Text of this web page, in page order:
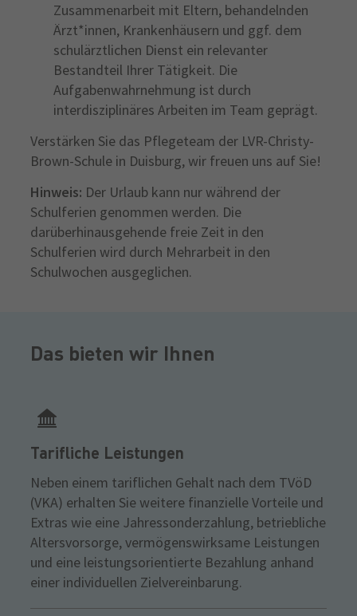
Zusammenarbeit mit Eltern, behandelnden
Ärzt*innen, Krankenhäusern und ggf. dem
schulärztlichen Dienst ein relevanter
Bestandteil Ihrer Tätigkeit. Die
Aufgabenwahrnehmung ist durch
interdisziplinäres Arbeiten im Team geprägt.
Verstärken Sie das Pflegeteam der LVR-Christy-
Brown-Schule in Duisburg, wir freuen uns auf Sie!
Hinweis: Der Urlaub kann nur während der
Schulferien genommen werden. Die
darüberhinausgehende freie Zeit in den
Schulferien wird durch Mehrarbeit in den
Schulwochen ausgeglichen.
Das bieten wir Ihnen
Tarifliche Leistungen
​Neben einem tariflichen Gehalt nach dem TVöD
(VKA) erhalten Sie weitere finanzielle Vorteile und
Extras wie eine Jahressonderzahlung, betriebliche
Altersvorsorge, vermögenswirksame Leistungen
und eine leistungsorientierte Bezahlung anhand
einer individuellen Zielvereinbarung.